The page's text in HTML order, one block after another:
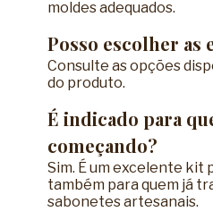
moldes adequados.
Posso escolher as
Consulte as opções
do produto.
É indicado para
começando?
Sim. É um excelente kit
também para quem já
sabonetes artesanais.